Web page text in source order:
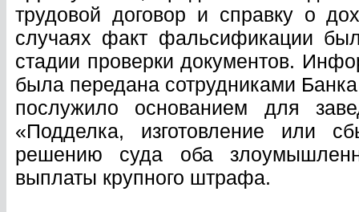
трудовой договор и справку о
случаях факт фальсификации
стадии проверки документов.
была передана сотрудниками
послужило основанием для
«Подделка, изготовление или
решению суда оба
выплаты крупного штрафа.